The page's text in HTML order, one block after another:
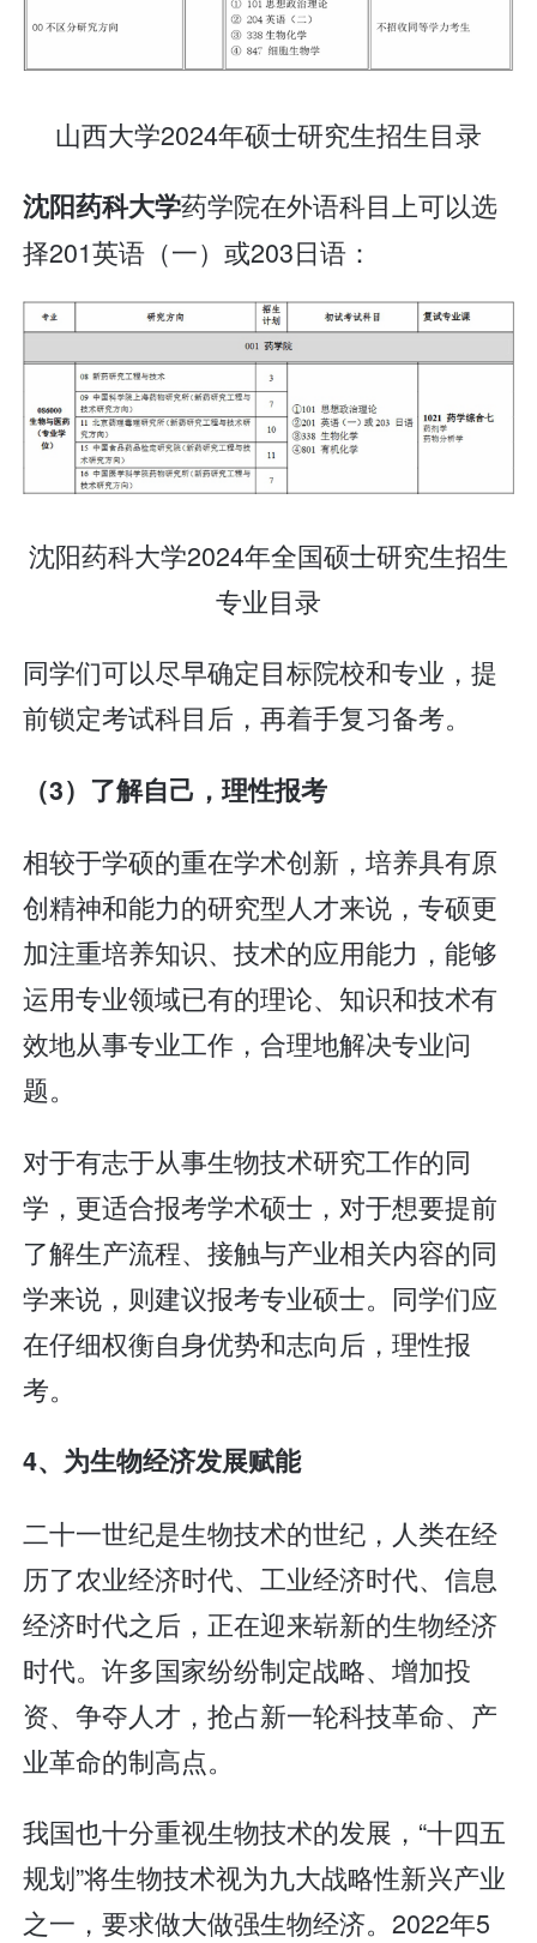
山西大学2024年硕士研究生招生目录
沈阳药科大学药学院在外语科目上可以选
择201英语（一）或203日语：
沈阳药科大学2024年全国硕士研究生招生
专业目录
同学们可以尽早确定目标院校和专业，提
前锁定考试科目后，再着手复习备考。
（3）了解自己，理性报考
相较于学硕的重在学术创新，培养具有原
创精神和能力的研究型人才来说，专硕更
加注重培养知识、技术的应用能力，能够
运用专业领域已有的理论、知识和技术有
效地从事专业工作，合理地解决专业问
题。
对于有志于从事生物技术研究工作的同
学，更适合报考学术硕士，对于想要提前
了解生产流程、接触与产业相关内容的同
学来说，则建议报考专业硕士。同学们应
在仔细权衡自身优势和志向后，理性报
考。
4、为生物经济发展赋能
二十一世纪是生物技术的世纪，人类在经
历了农业经济时代、工业经济时代、信息
经济时代之后，正在迎来崭新的生物经济
时代。许多国家纷纷制定战略、增加投
资、争夺人才，抢占新一轮科技革命、产
业革命的制高点。
我国也十分重视生物技术的发展，“十四五
规划”将生物技术视为九大战略性新兴产业
之一，要求做大做强生物经济。2022年5